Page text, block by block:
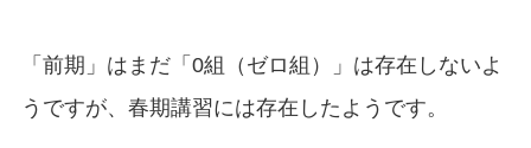
「前期」はまだ「0組（ゼロ組）」は存在しないよ
うですが、春期講習には存在したようです。